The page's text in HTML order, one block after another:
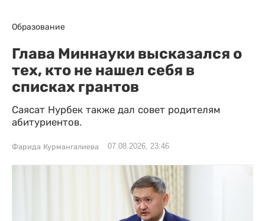
Образование
Глава Миннауки высказался о
тех, кто не нашел себя в
списках грантов
Саясат Нурбек также дал совет родителям
абитуриентов.
Фарида Курмангалиева 07.08.2026, 23:46